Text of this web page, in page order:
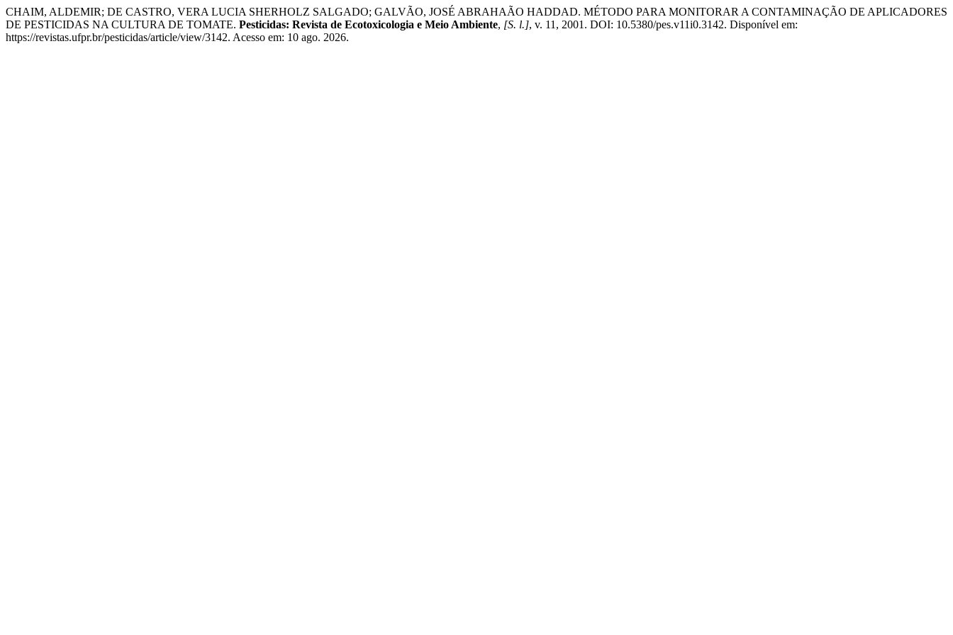
CHAIM, ALDEMIR; DE CASTRO, VERA LUCIA SHERHOLZ SALGADO; GALVÃO, JOSÉ ABRAHAÃO HADDAD. MÉTODO PARA MONITORAR A CONTAMINAÇÃO DE APLICADORES
DE PESTICIDAS NA CULTURA DE TOMATE. Pesticidas: Revista de Ecotoxicologia e Meio Ambiente, [S. l.], v. 11, 2001. DOI: 10.5380/pes.v11i0.3142. Disponível em:
https://revistas.ufpr.br/pesticidas/article/view/3142. Acesso em: 10 ago. 2026.